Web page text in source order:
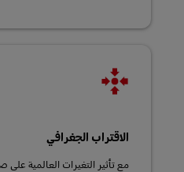
الاقتراب الجغرافي